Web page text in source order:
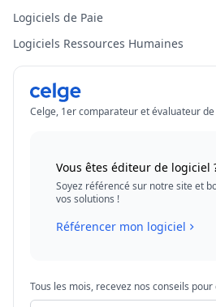
Logiciels de Paie
Logiciels Ressources Humaines
Celge, 1er comparateur et évaluateur
Vous êtes éditeur de logiciel
Soyez référencé sur notre site et
vos solutions !
Référencer mon logiciel
Tous les mois, recevez nos conseils